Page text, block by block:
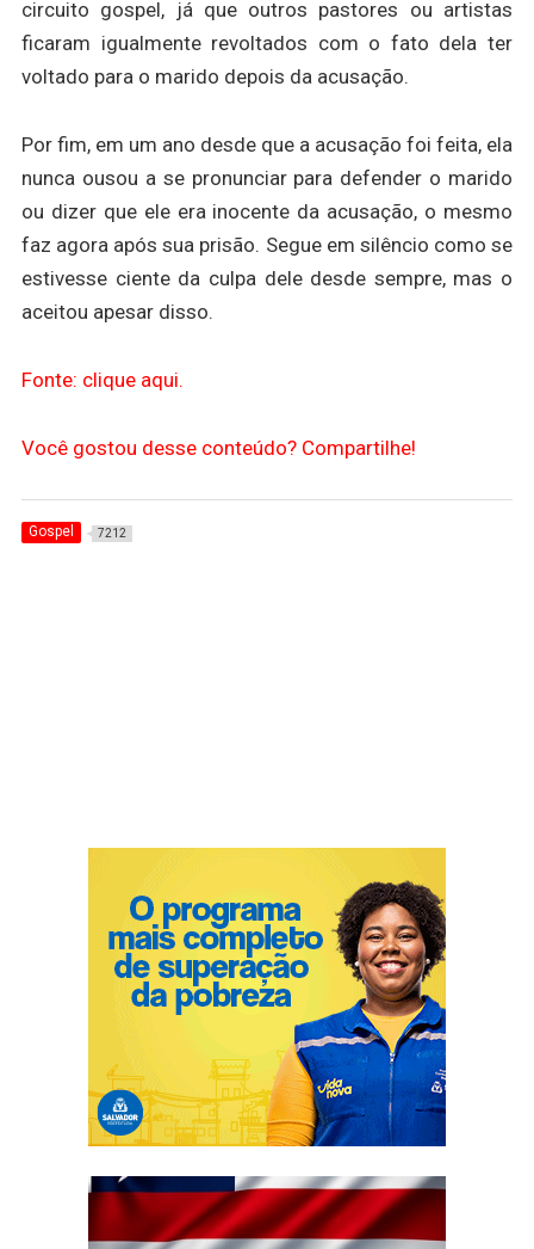
circuito gospel, já que outros pastores ou artistas
ficaram igualmente revoltados com o fato dela ter
voltado para o marido depois da acusação.
Por fim, em um ano desde que a acusação foi feita, ela
nunca ousou a se pronunciar para defender o marido
ou dizer que ele era inocente da acusação, o mesmo
faz agora após sua prisão. Segue em silêncio como se
estivesse ciente da culpa dele desde sempre, mas o
aceitou apesar disso.
Fonte: clique aqui.
Você gostou desse conteúdo? Compartilhe!
Gospel 7212